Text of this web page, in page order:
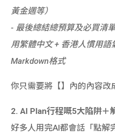
黃金週等）
- 最後總結總預算及必買清
用繁體中文 + 香港人慣用語
Markdown格式
你只需要將【】內的內容改
2. AI Plan行程嘅5大陷阱＋
好多人用完AI都會話「點解